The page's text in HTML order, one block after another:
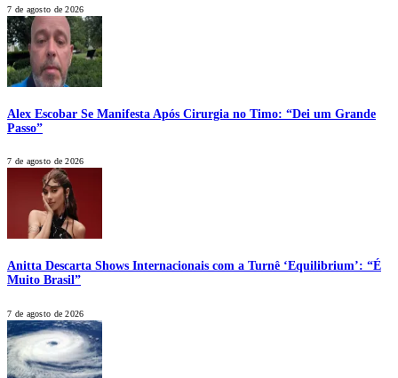
7 de agosto de 2026
Alex Escobar Se Manifesta Após Cirurgia no Timo: “Dei um Grande
Passo”
7 de agosto de 2026
Anitta Descarta Shows Internacionais com a Turnê ‘Equilibrium’: “É
Muito Brasil”
7 de agosto de 2026